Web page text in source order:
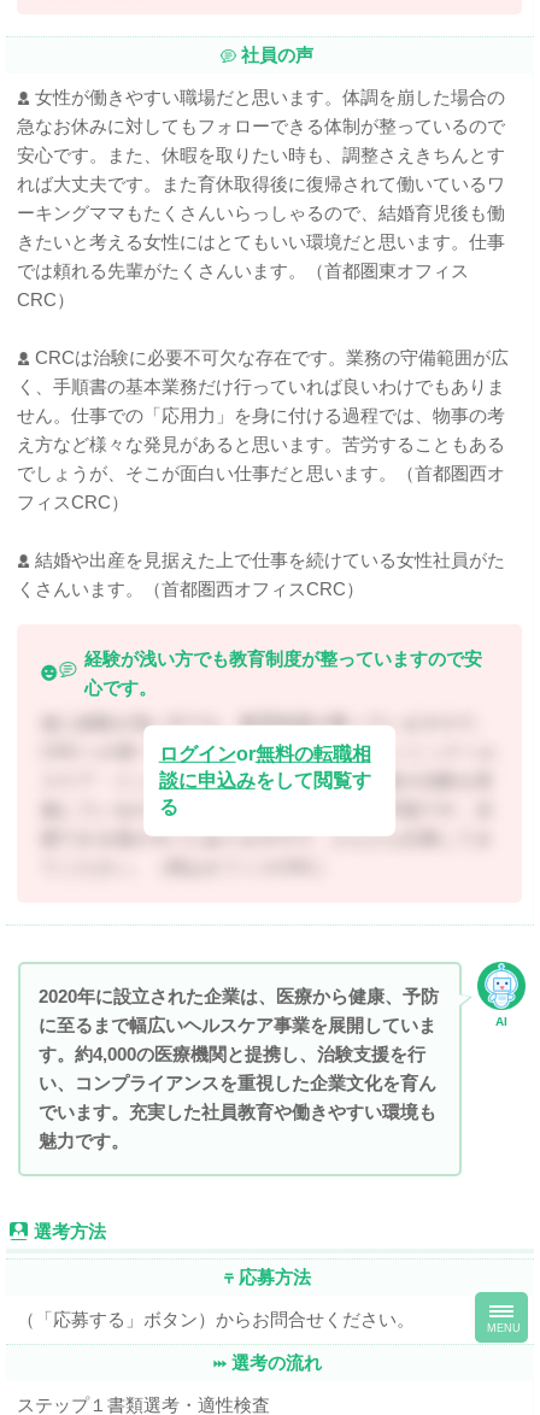
社員の声
女性が働きやすい職場だと思います。体調を崩した場合の
急なお休みに対してもフォローできる体制が整っているので
安心です。また、休暇を取りたい時も、調整さえきちんとす
れば大丈夫です。また育休取得後に復帰されて働いているワ
ーキングママもたくさんいらっしゃるので、結婚育児後も働
きたいと考える女性にはとてもいい環境だと思います。仕事
では頼れる先輩がたくさんいます。（首都圏東オフィス
CRC）
CRCは治験に必要不可欠な存在です。業務の守備範囲が広
く、手順書の基本業務だけ行っていれば良いわけでもありま
せん。仕事での「応用力」を身に付ける過程では、物事の考
え方など様々な発見があると思います。苦労することもある
でしょうが、そこが面白い仕事だと思います。（首都圏西オ
フィスCRC）
結婚や出産を見据えた上で仕事を続けている女性社員がた
くさんいます。（首都圏西オフィスCRC）
経験が浅い方でも教育制度が整っていますので安
心です。
仮に経験が浅い方でも、教育制度が整っていますので、
CRCへの第一歩を踏み出してほしいです。シミックヘル
スケア・インスティテュートでは様々な疾患の治験を実
施しているので、知識の幅を広げることが可能です。活
躍できる場が大いにありますので、どんどん応募してき
ログインor無料の転職相
談に申込みをして閲覧す
る
AI
2020年に設立された企業は、医療から健康、予防
に至るまで幅広いヘルスケア事業を展開していま
す。約4,000の医療機関と提携し、治験支援を行
い、コンプライアンスを重視した企業文化を育ん
でいます。充実した社員教育や働きやすい環境も
魅力です。
選考方法
応募方法
（「応募する」ボタン）からお問合せください。
選考の流れ
ステップ１書類選考・適性検査
MENU